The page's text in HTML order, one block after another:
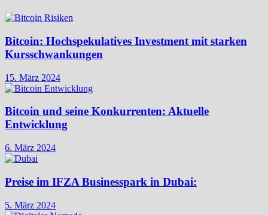
Bitcoin: Hochspekulatives Investment mit starken
Kursschwankungen
15. März 2024
Bitcoin und seine Konkurrenten: Aktuelle
Entwicklung
6. März 2024
Preise im IFZA Businesspark in Dubai:
5. März 2024